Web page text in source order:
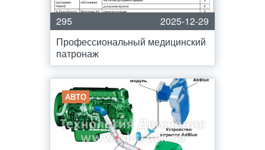
295
2025-12-29
Профессиональный медицинский
патронаж
АВТО